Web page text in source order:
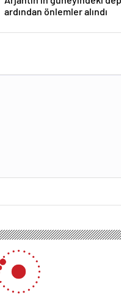
ardından önlemler alındı